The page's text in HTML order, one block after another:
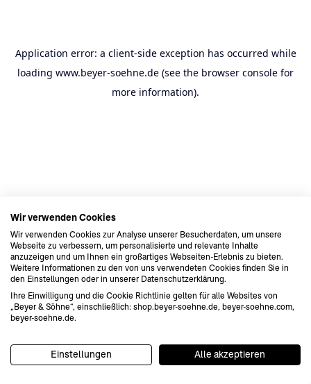
Application error: a client-side exception has occurred while
loading www.beyer-soehne.de (see the browser console for
more information).
Wir verwenden Cookies
Wir verwenden Cookies zur Analyse unserer Besucherdaten, um unsere
Webseite zu verbessern, um personalisierte und relevante Inhalte
anzuzeigen und um Ihnen ein großartiges Webseiten-Erlebnis zu bieten.
Weitere Informationen zu den von uns verwendeten Cookies finden Sie in
den Einstellungen oder in unserer Datenschutzerklärung.
Ihre Einwilligung und die Cookie Richtlinie gelten für alle Websites von
„Beyer & Söhne“, einschließlich: shop.beyer-soehne.de, beyer-soehne.com,
beyer-soehne.de.
Einstellungen Alle akzeptieren